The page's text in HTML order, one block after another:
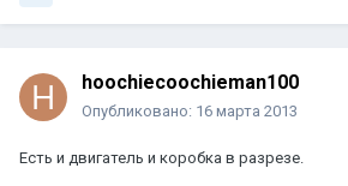
hoochiecoochieman100
Опубликовано: 16 марта 2013
Есть и двигатель и коробка в разрезе.